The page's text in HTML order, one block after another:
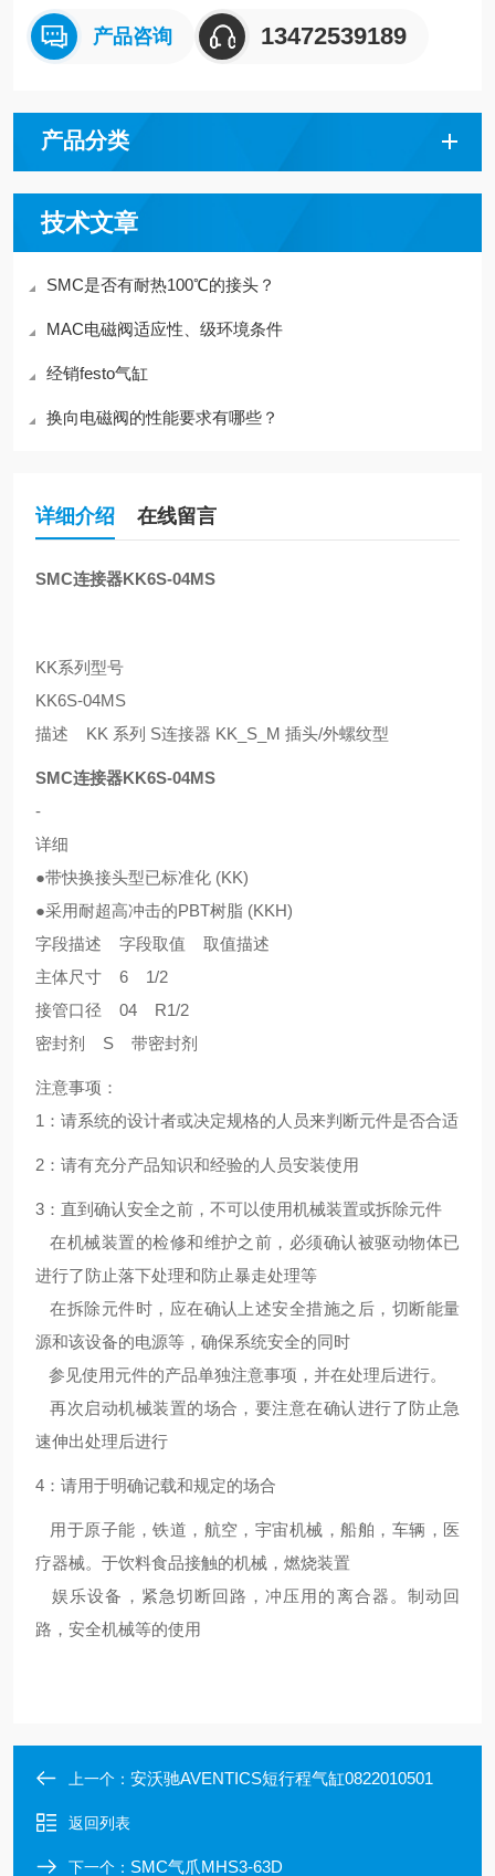
产品咨询 13472539189
产品分类
技术文章
SMC是否有耐热100℃的接头？
MAC电磁阀适应性、级环境条件
经销festo气缸
换向电磁阀的性能要求有哪些？
详细介绍 在线留言
SMC连接器KK6S-04MS
KK系列型号
KK6S-04MS
描述 KK 系列 S连接器 KK_S_M 插头/外螺纹型
SMC连接器KK6S-04MS
-
详细
●带快换接头型已标准化 (KK)
●采用耐超高冲击的PBT树脂 (KKH)
字段描述 字段取值 取值描述
主体尺寸 6 1/2
接管口径 04 R1/2
密封剂 S 带密封剂
注意事项：
1：请系统的设计者或决定规格的人员来判断元件是否合适
2：请有充分产品知识和经验的人员安装使用
3：直到确认安全之前，不可以使用机械装置或拆除元件
在机械装置的检修和维护之前，必须确认被驱动物体已
进行了防止落下处理和防止暴走处理等
在拆除元件时，应在确认上述安全措施之后，切断能量
源和该设备的电源等，确保系统安全的同时
参见使用元件的产品单独注意事项，并在处理后进行。
再次启动机械装置的场合，要注意在确认进行了防止急
速伸出处理后进行
4：请用于明确记载和规定的场合
用于原子能，铁道，航空，宇宙机械，船舶，车辆，医
疗器械。于饮料食品接触的机械，燃烧装置
娱乐设备，紧急切断回路，冲压用的离合器。制动回
路，安全机械等的使用
上一个： 安沃驰AVENTICS短行程气缸0822010501
返回列表
下一个： SMC气爪MHS3-63D